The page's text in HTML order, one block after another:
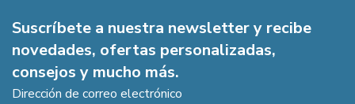
Suscríbete a nuestra newsletter y recibe
novedades, ofertas personalizadas,
consejos y mucho más.
Dirección de correo electrónico